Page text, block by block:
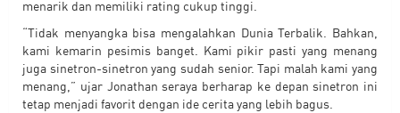
menarik dan memiliki rating cukup tinggi.
“Tidak menyangka bisa mengalahkan Dunia Terbalik. Bahkan,
kami kemarin pesimis banget. Kami pikir pasti yang menang
juga sinetron-sinetron yang sudah senior. Tapi malah kami yang
menang,” ujar Jonathan seraya berharap ke depan sinetron ini
tetap menjadi favorit dengan ide cerita yang lebih bagus.